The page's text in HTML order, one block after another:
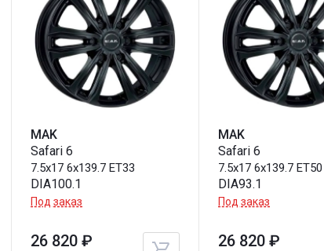
MAK
Safari 6
7.5x17 6x139.7 ET33
DIA100.1
Под заказ
26 820 ₽
MAK
Safari 6
7.5x17 6x139.7 ET50
DIA93.1
Под заказ
26 820 ₽